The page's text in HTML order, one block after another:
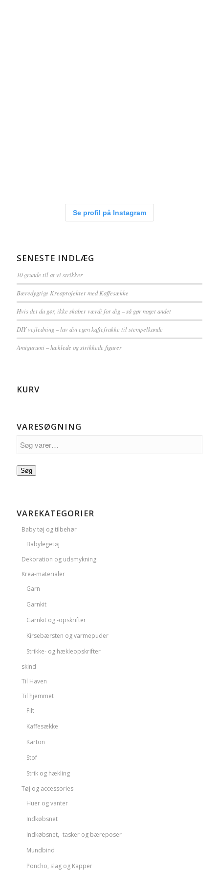
Se profil på Instagram
SENESTE INDLÆG
10 grunde til at vi strikker
Bæredygtige Kreaprojekter med Kaffesække
Hvis det du gør, ikke skaber værdi for dig – så gør noget andet
DIY vejledning – lav din egen kaffefrakke til stempelkande
Amigurumi – hæklede og strikkede figurer
KURV
VARESØGNING
Søg
VAREKATEGORIER
Baby tøj og tilbehør
Babylegetøj
Dekoration og udsmykning
Krea-materialer
Garn
Garnkit
Garnkit og -opskrifter
Kirsebærsten og varmepuder
Strikke- og hækleopskrifter
skind
Til Haven
Til hjemmet
Filt
Kaffesække
Karton
Stof
Strik og hækling
Tøj og accessories
Huer og vanter
Indkøbsnet
Indkøbsnet, -tasker og bæreposer
Mundbind
Poncho, slag og Kapper